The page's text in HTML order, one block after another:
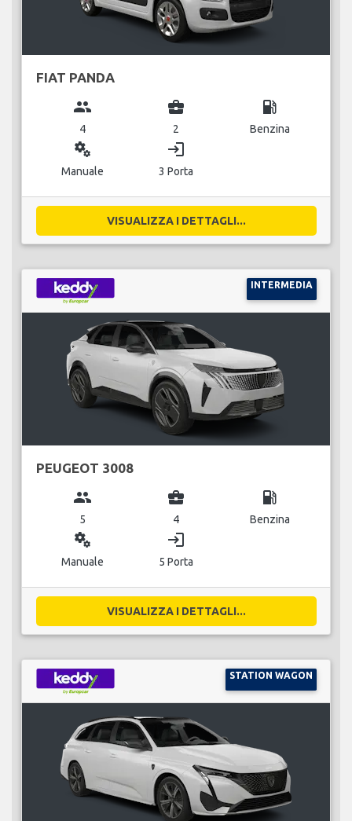
FIAT PANDA
group
4
business_center
2
local_gas_station
Benzina
miscellaneous_services
Manuale
login
3 Porta
VISUALIZZA I DETTAGLI...
INTERMEDIA
PEUGEOT 3008
group
5
business_center
4
local_gas_station
Benzina
miscellaneous_services
Manuale
login
5 Porta
VISUALIZZA I DETTAGLI...
STATION WAGON